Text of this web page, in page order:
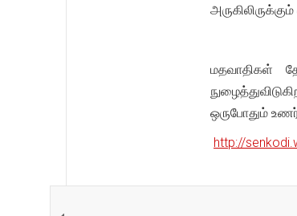
மதவாதிகள்
ஒருபோதும்
http://